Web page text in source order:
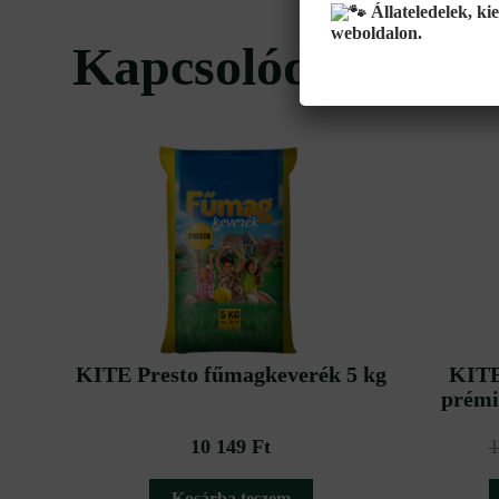
Kapcsolódó
KITE Presto fűmagkeverék 5 kg
10 149 Ft
Állateledelek,
weboldalon.